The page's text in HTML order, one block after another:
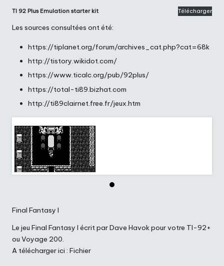
TI 92 Plus Emulation starter kit Télécharger
Les sources consultées ont été:
https://tiplanet.org/forum/archives_cat.php?cat=68k
http://tistory.wikidot.com/
https://www.ticalc.org/pub/92plus/
https://total-ti89.bizhat.com
http://ti89clairnet.free.fr/jeux.htm
Final Fantasy I
Le jeu Final Fantasy I écrit par Dave Havok pour votre TI-92+
ou Voyage 200.
A télécharger ici : Fichier